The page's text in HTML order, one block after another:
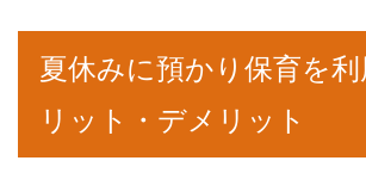
夏休みに預かり保育を利
リット・デメリット